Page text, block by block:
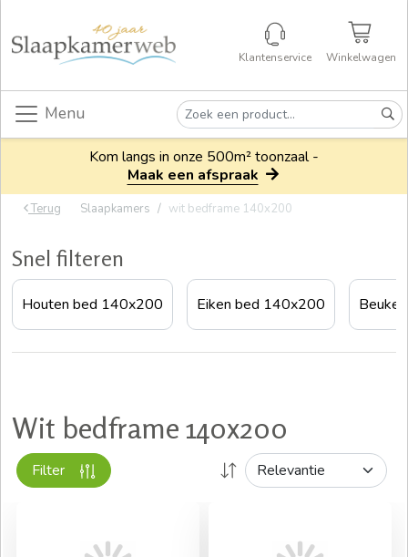
Klantenservice Winkelwagen
Menu
Kom langs in onze 500m² toonzaal -
Maak een afspraak
Terug Slaapkamers wit bedframe 140x200
Snel filteren
Houten bed 140x200 Eiken bed 140x200
Wit bedframe 140x200
Filter